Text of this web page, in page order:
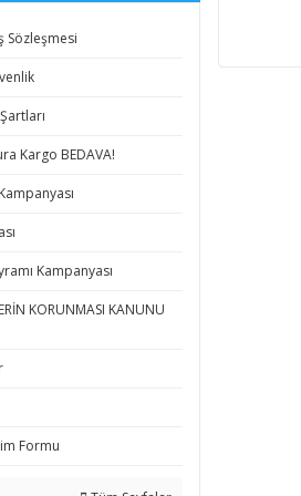
Sözleşmesi
Kargo BEDAVA!
Kampanyası
KORUNMASI KANUNU
Formu